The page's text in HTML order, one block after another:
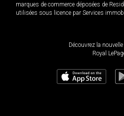
marques de commerce déposées de
utilisées sous licence par Services
Découvrez la
Royal